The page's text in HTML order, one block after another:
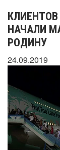
КЛИЕНТОВ
НАЧАЛИ
РОДИНУ
24.09.2019